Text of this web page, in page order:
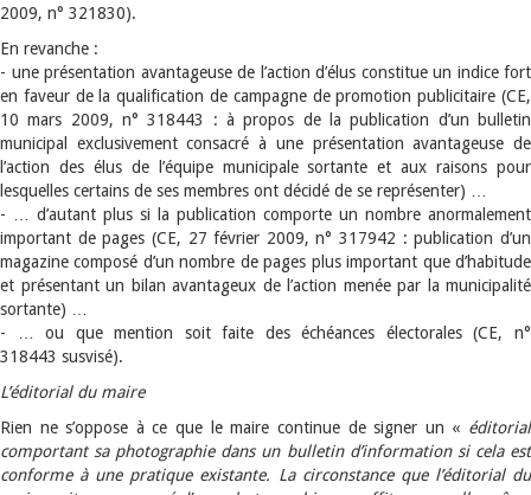
2009, n° 321830).
En revanche :
- une présentation avantageuse de l’action d’élus constitue un indice fort
en faveur de la qualification de campagne de promotion publicitaire (CE,
10 mars 2009, n° 318443 : à propos de la publication d’un bulletin
municipal exclusivement consacré à une présentation avantageuse de
l’action des élus de l’équipe municipale sortante et aux raisons pour
lesquelles certains de ses membres ont décidé de se représenter) …
- … d’autant plus si la publication comporte un nombre anormalement
important de pages (CE, 27 février 2009, n° 317942 : publication d’un
magazine composé d’un nombre de pages plus important que d’habitude
et présentant un bilan avantageux de l’action menée par la municipalité
sortante) …
- … ou que mention soit faite des échéances électorales (CE, n°
318443 susvisé).
L’éditorial du maire
Rien ne s’oppose à ce que le maire continue de signer un « éditorial
comportant sa photographie dans un bulletin d’information si cela est
conforme à une pratique existante. La circonstance que l’éditorial du